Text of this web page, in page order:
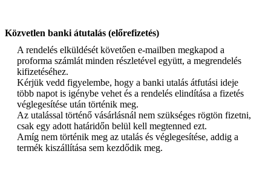
Közvetlen banki átutalás (előrefizetés)
A rendelés elküldését követően e-mailben megkapod a
proforma számlát minden részletével együtt, a megrendelés
kifizetéséhez.
Kérjük vedd figyelembe, hogy a banki utalás átfutási ideje
több napot is igénybe vehet és a rendelés elindítása a fizetés
véglegesítése után történik meg.
Az utalással történő vásárlásnál nem szükséges rögtön fizetni,
csak egy adott határidőn belül kell megtenned ezt.
Amíg nem történik meg az utalás és véglegesítése, addig a
termék kiszállítása sem kezdődik meg.